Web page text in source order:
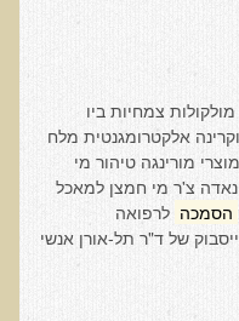
צמחיות ביו
אלקטרומגנטית מלח
מורינגה טיהור מי
נאדה צ'ר מי חמצן למאכל
הסמכה לרפואה
של ד"ר תל-אורן אנשי